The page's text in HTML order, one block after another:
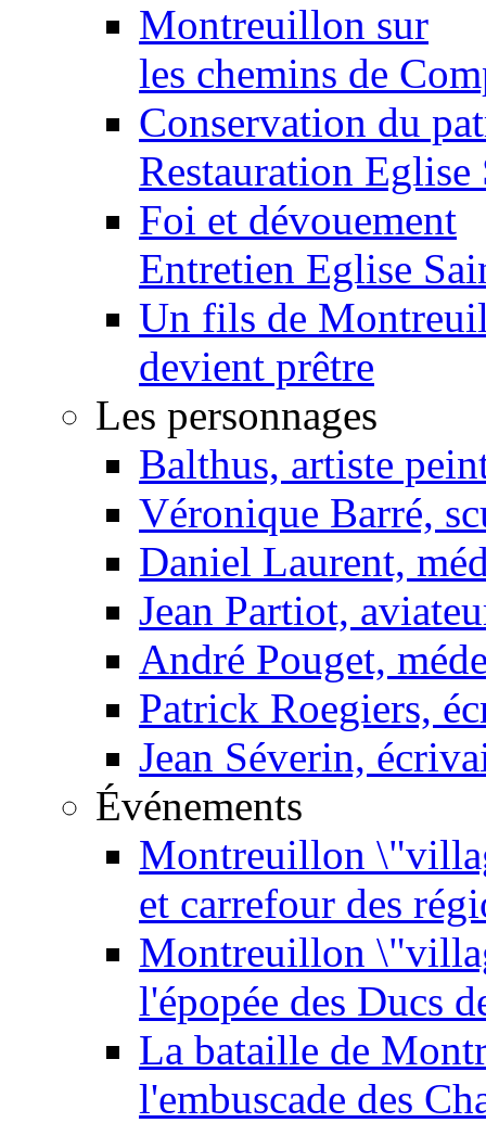
Montreuillon sur
les chemins de
Conservation du
Restauration Eglise
Foi et dévouement
Entretien Eglise
Un fils de
devient prêtre
Les personnages
Balthus, artiste
Véronique Barré,
Daniel Laurent,
Jean Partiot,
André Pouget,
Patrick Roegiers,
Jean Séverin,
Événements
Montreuillon
et carrefour des
Montreuillon
l'épopée des Ducs
La bataille de
l'embuscade des